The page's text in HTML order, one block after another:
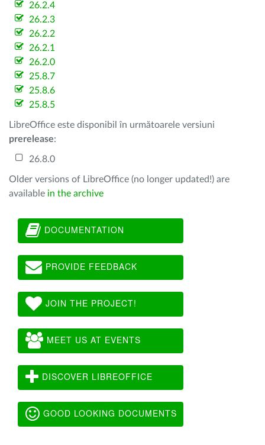
26.2.4
26.2.3
26.2.2
26.2.1
26.2.0
25.8.7
25.8.6
25.8.5
LibreOffice este disponibil în următoarele versiuni
prerelease:
26.8.0
Older versions of LibreOffice (no longer updated!) are
available in the archive
DOCUMENTATION
PROVIDE FEEDBACK
JOIN THE PROJECT!
MEET US AT EVENTS
DISCOVER LIBREOFFICE
GOOD LOOKING DOCUMENTS